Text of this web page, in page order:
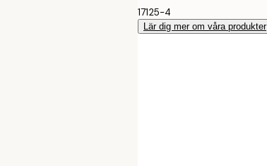
17125-4
Lär dig mer om våra produkter